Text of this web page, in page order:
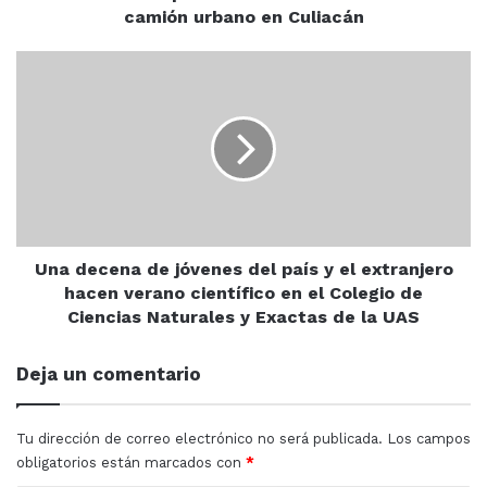
camión urbano en Culiacán
extranjero
hacen
científico
Colegio
de
y
Una decena de jóvenes del país y el extranjero
hacen verano científico en el Colegio de
Ciencias Naturales y Exactas de la UAS
Deja un comentario
Tu dirección de correo electrónico no será publicada. Los campos
obligatorios están marcados con *